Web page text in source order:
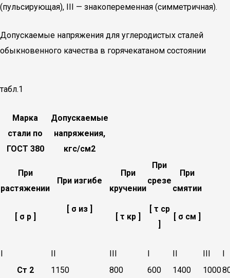
(пульсирующая), III — знакопеременная (симметричная).
Допускаемые напряжения для углеродистых сталей
обыкновенного качества в горячекатаном состоянии
табл.1
Марка
стали по
ГОСТ 380
Допускаемые
напряжения,
кгс/см2
При
растяжении
[ σ р ]
При изгибе
[ σ из ]
При
кручении
[ τ кр ]
При
срезе
[ τ ср
]
При
смятии
[ σ см ]
I II III I II III
I
Ст 2
1150 800 600 1400 1000